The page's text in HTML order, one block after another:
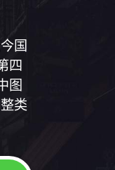
国
四
图
类